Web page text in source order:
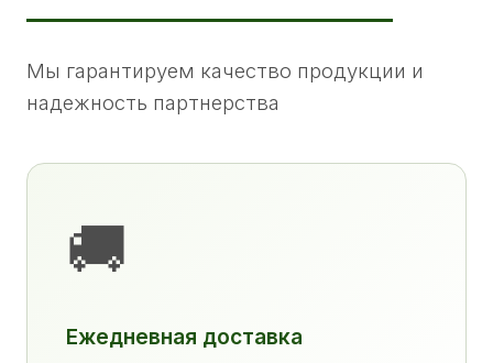
Мы гарантируем качество продукции и
надежность партнерства
🚚
Ежедневная доставка